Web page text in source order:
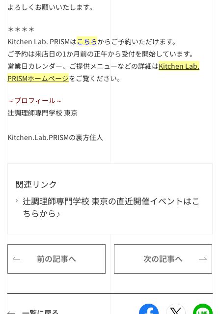
よろしくお願いいたします。
＊＊＊＊
Kitchen Lab. PRISMはこちらからご予約いただけます。
ご予約は来店日の1か月前の正午から受付を開始しています。
営業日カレンダー、ご提供メニューなどの詳細はKitchen Lab.
PRISMホームページをご覧ください。
～プロフィール～
辻調理師専門学校 東京
Kitchen.Lab.PRISMの裏方住人
関連リンク
辻調理師専門学校 東京の直近開催イベントはこ
ちらから♪
前の記事へ 次の記事へ